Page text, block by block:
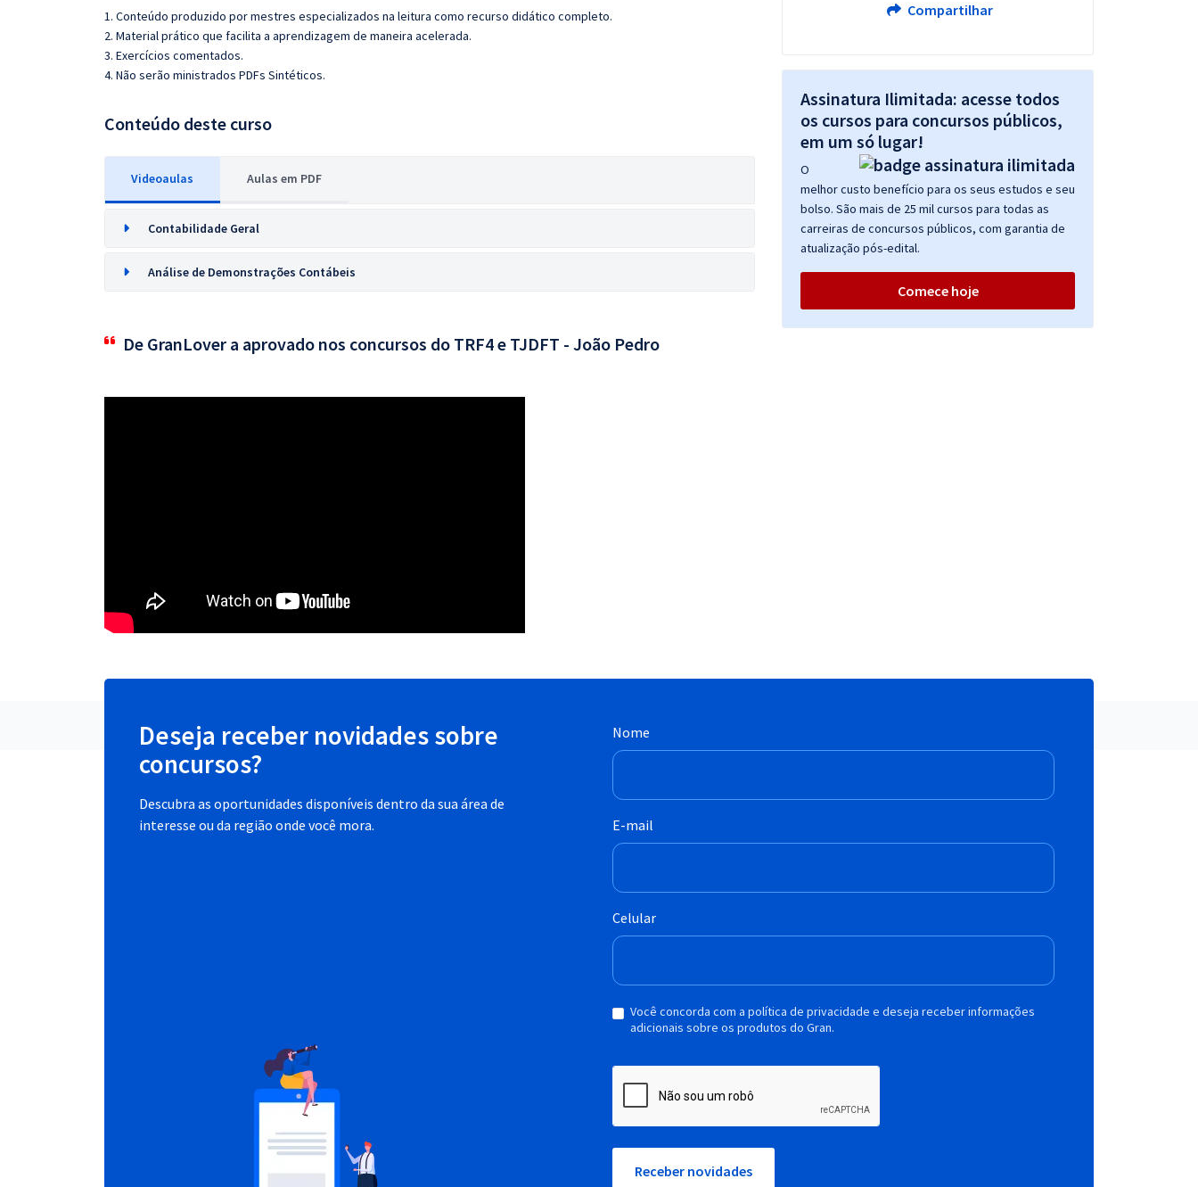
1. Conteúdo produzido por mestres especializados na leitura como recurso didático completo.
2. Material prático que facilita a aprendizagem de maneira acelerada.
3. Exercícios comentados.
4. Não serão ministrados PDFs Sintéticos.
Conteúdo deste curso
Videoaulas Aulas em PDF
Contabilidade Geral
Análise de Demonstrações Contábeis
De GranLover a aprovado nos concursos do TRF4 e TJDFT - João Pedro
Compartilhar
Assinatura Ilimitada: acesse todos
os cursos para concursos públicos,
em um só lugar!
O
melhor custo benefício para os seus estudos e seu
bolso. São mais de 25 mil cursos para todas as
carreiras de concursos públicos, com garantia de
atualização pós-edital.
Comece hoje
Deseja receber novidades sobre
concursos?
Descubra as oportunidades disponíveis dentro da sua área de
interesse ou da região onde você mora.
Nome
E-mail
Celular
Você concorda com a política de privacidade e deseja receber informações
adicionais sobre os produtos do Gran.
Receber novidades